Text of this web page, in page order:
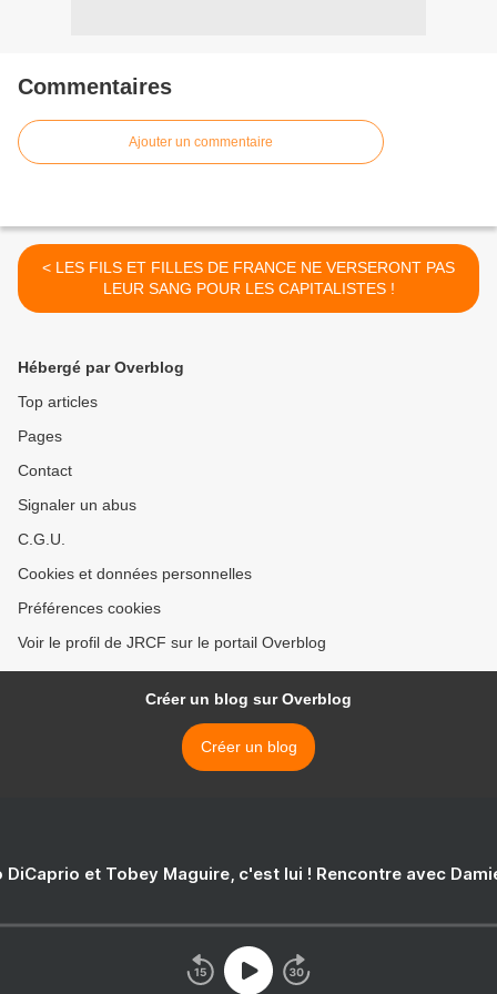
Commentaires
Ajouter un commentaire
< LES FILS ET FILLES DE FRANCE NE VERSERONT PAS
LEUR SANG POUR LES CAPITALISTES !
Hébergé par Overblog
Top articles
Pages
Contact
Signaler un abus
C.G.U.
Cookies et données personnelles
Préférences cookies
Voir le profil de JRCF sur le portail Overblog
Créer un blog sur Overblog
Créer un blog
DiCaprio et Tobey Maguire, c'est lui ! Rencontre avec